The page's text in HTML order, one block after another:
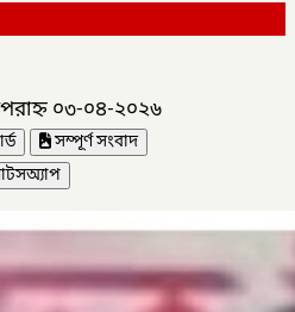
০৩-০৪-২০২৬
সম্পূর্ণ সংবাদ